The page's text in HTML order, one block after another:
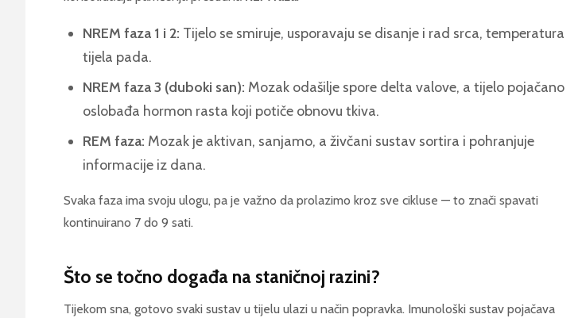
NREM faza 1 i 2: Tijelo se smiruje, usporavaju se disanje i rad srca, temperatura
tijela pada.
NREM faza 3 (duboki san): Mozak odašilje spore delta valove, a tijelo pojačano
oslobađa hormon rasta koji potiče obnovu tkiva.
REM faza: Mozak je aktivan, sanjamo, a živčani sustav sortira i pohranjuje
informacije iz dana.
Svaka faza ima svoju ulogu, pa je važno da prolazimo kroz sve cikluse — to znači spavati
kontinuirano 7 do 9 sati.
Što se točno događa na staničnoj razini?
Tijekom sna, gotovo svaki sustav u tijelu ulazi u način popravka. Imunološki sustav pojačava